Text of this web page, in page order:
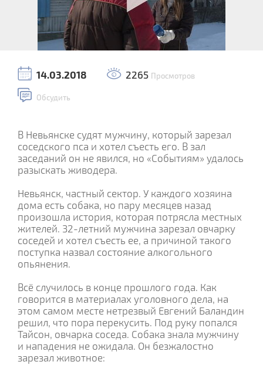
14.03.2018 2265 Просмотров
Обсудить
В Невьянске судят мужчину, который зарезал
соседского пса и хотел съесть его. В зал
заседаний он не явился, но «Событиям» удалось
разыскать живодера.
Невьянск, частный сектор. У каждого хозяина
дома есть собака, но пару месяцев назад
произошла история, которая потрясла местных
жителей. 32-летний мужчина зарезал овчарку
соседей и хотел съесть ее, а причиной такого
поступка назвал состояние алкогольного
опьянения.
Всё случилось в конце прошлого года. Как
говорится в материалах уголовного дела, на
этом самом месте нетрезвый Евгений Баландин
решил, что пора перекусить. Под руку попался
Тайсон, овчарка соседа. Собака знала мужчину
и нападения не ожидала. Он безжалостно
зарезал животное: